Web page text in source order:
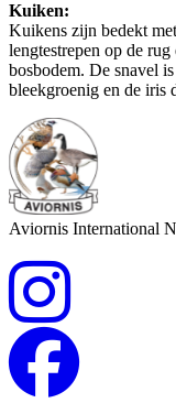
Kuiken:
Kuikens zijn bedekt
lengtestrepen op de
bosbodem. De snavel
bleekgroenig en de iris
Aviornis International